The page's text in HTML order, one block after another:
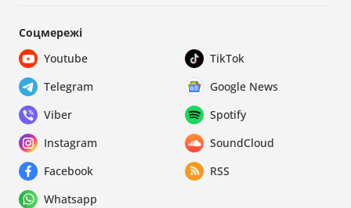
Соцмережі
Youtube
TikTok
Telegram
Google News
Viber
Spotify
Instagram
SoundCloud
Facebook
RSS
Whatsapp